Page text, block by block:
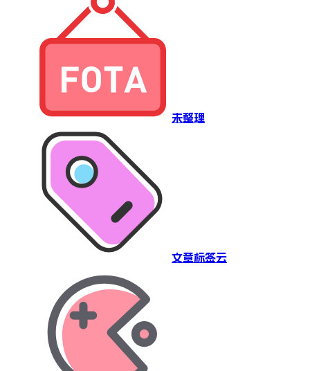
未整理
文章标签云